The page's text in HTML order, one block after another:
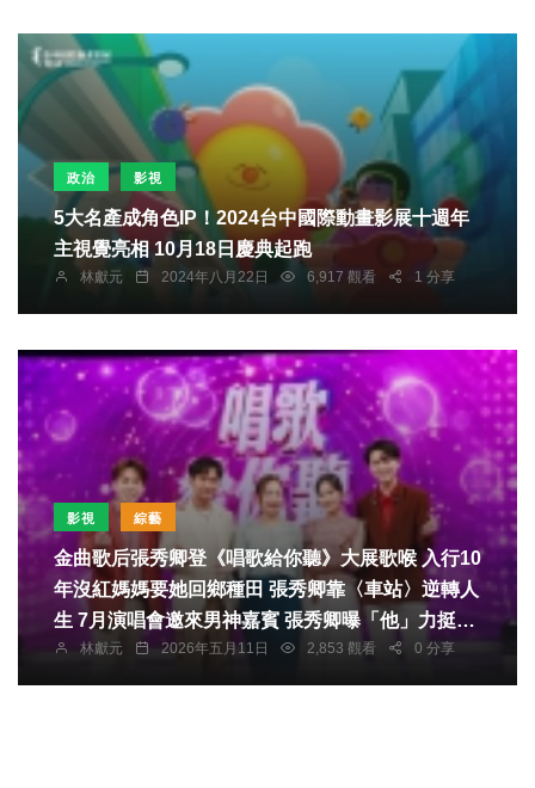
政治 影視
5大名產成角色IP！2024台中國際動畫影展十週年
主視覺亮相 10月18日慶典起跑
林獻元 2024年八月22日 6,917 觀看 1 分享
影視 綜藝
金曲歌后張秀卿登《唱歌給你聽》大展歌喉 入行10
年沒紅媽媽要她回鄉種田 張秀卿靠〈車站〉逆轉人
生 7月演唱會邀來男神嘉賓 張秀卿曝「他」力挺一
毛不拿
林獻元 2026年五月11日 2,853 觀看 0 分享